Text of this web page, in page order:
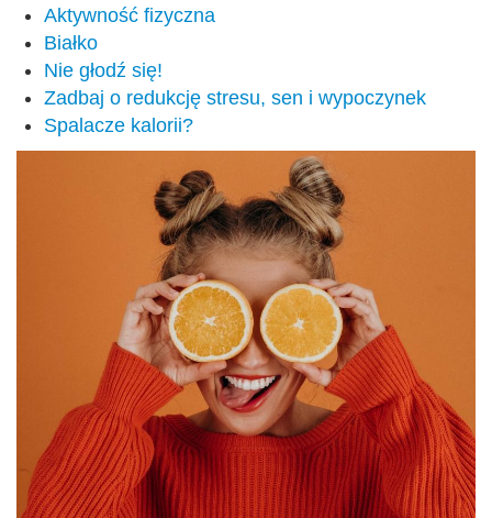
Aktywność fizyczna
Białko
Nie głodź się!
Zadbaj o redukcję stresu, sen i wypoczynek
Spalacze kalorii?